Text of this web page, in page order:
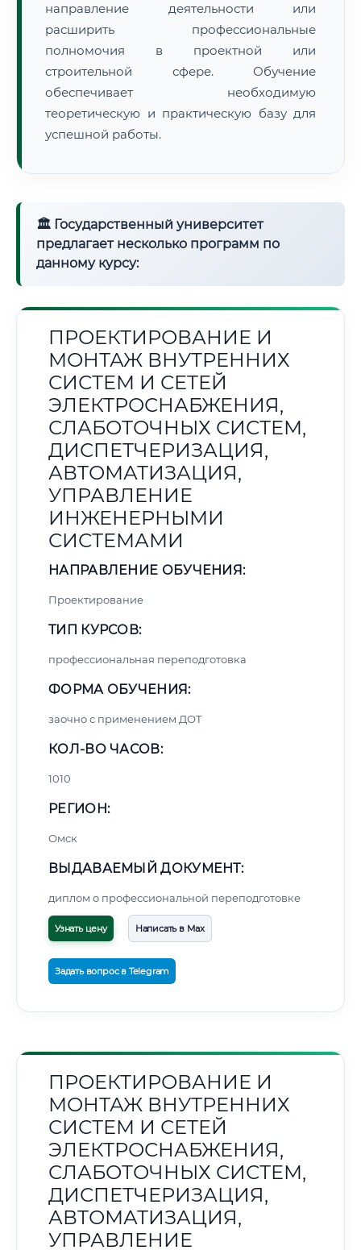
направление деятельности или
расширить профессиональные
полномочия в проектной или
строительной сфере. Обучение
обеспечивает необходимую
теоретическую и практическую базу для
успешной работы.
🏛 Государственный университет
предлагает несколько программ по
данному курсу:
ПРОЕКТИРОВАНИЕ И
МОНТАЖ ВНУТРЕННИХ
СИСТЕМ И СЕТЕЙ
ЭЛЕКТРОСНАБЖЕНИЯ,
СЛАБОТОЧНЫХ СИСТЕМ,
ДИСПЕТЧЕРИЗАЦИЯ,
АВТОМАТИЗАЦИЯ,
УПРАВЛЕНИЕ
ИНЖЕНЕРНЫМИ
СИСТЕМАМИ
НАПРАВЛЕНИЕ ОБУЧЕНИЯ:
Проектирование
ТИП КУРСОВ:
профессиональная переподготовка
ФОРМА ОБУЧЕНИЯ:
заочно с применением ДОТ
КОЛ-ВО ЧАСОВ:
1010
РЕГИОН:
Омск
ВЫДАВАЕМЫЙ ДОКУМЕНТ:
диплом о профессиональной переподготовке
Узнать цену Написать в Max
Задать вопрос в Telegram
ПРОЕКТИРОВАНИЕ И
МОНТАЖ ВНУТРЕННИХ
СИСТЕМ И СЕТЕЙ
ЭЛЕКТРОСНАБЖЕНИЯ,
СЛАБОТОЧНЫХ СИСТЕМ,
ДИСПЕТЧЕРИЗАЦИЯ,
АВТОМАТИЗАЦИЯ,
УПРАВЛЕНИЕ